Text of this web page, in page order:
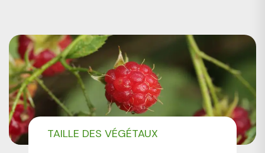
TAILLE DES VÉGÉTAUX